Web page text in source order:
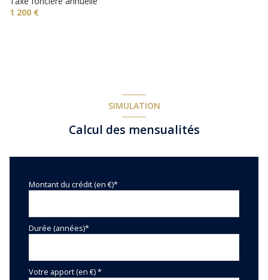
1 200 €
SIMULATION
Calcul des mensualités
Montant du crédit (en €)*
Durée (années)*
Votre apport (en €) *